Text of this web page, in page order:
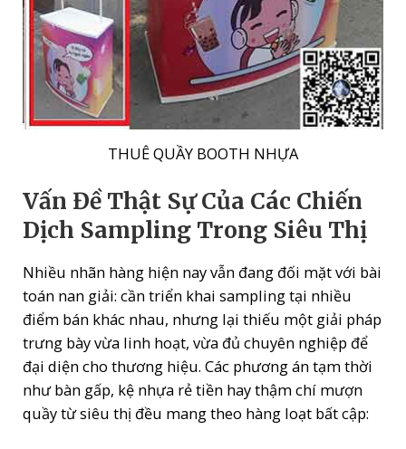
THUÊ QUẦY BOOTH NHỰA
Vấn Đề Thật Sự Của Các Chiến
Dịch Sampling Trong Siêu Thị
Nhiều nhãn hàng hiện nay vẫn đang đối mặt với bài
toán nan giải: cần triển khai sampling tại nhiều
điểm bán khác nhau, nhưng lại thiếu một giải pháp
trưng bày vừa linh hoạt, vừa đủ chuyên nghiệp để
đại diện cho thương hiệu. Các phương án tạm thời
như bàn gấp, kệ nhựa rẻ tiền hay thậm chí mượn
quầy từ siêu thị đều mang theo hàng loạt bất cập: